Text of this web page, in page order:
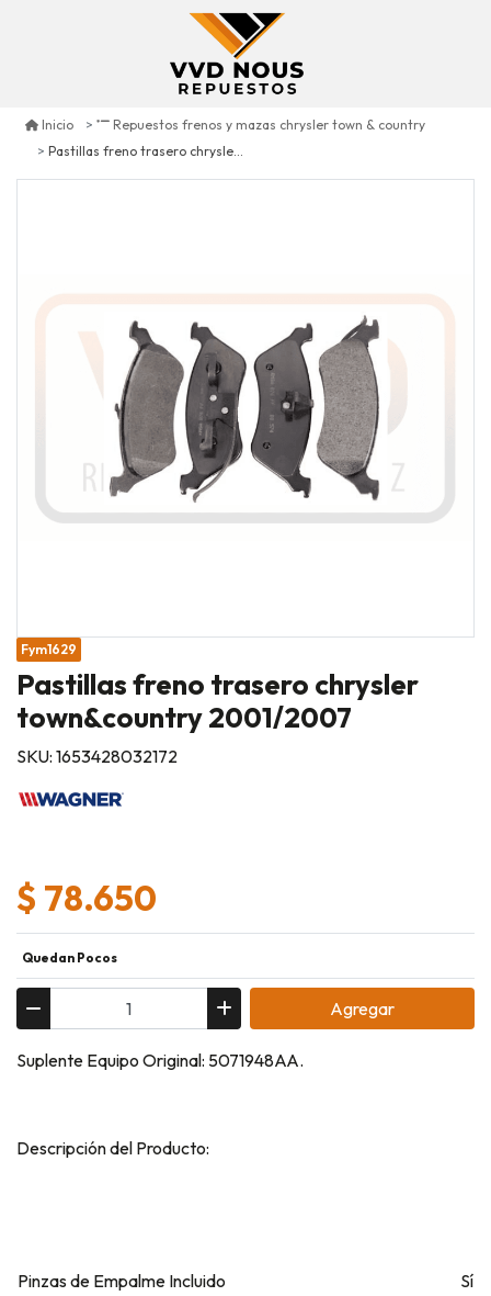
Inicio
Repuestos frenos y mazas chrysler town & country
Pastillas freno trasero chrysler town&country 2001/2007
Fym1629
Pastillas freno trasero chrysler
town&country 2001/2007
SKU: 1653428032172
$ 78.650
Quedan Pocos
Agregar
Suplente Equipo Original: 5071948AA.
Descripción del Producto:
Pinzas de Empalme Incluido
Sí